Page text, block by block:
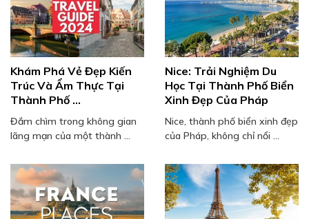
Khám Phá Vẻ Đẹp Kiến
Trúc Và Ẩm Thực Tại
Thành Phố ...
Đắm chìm trong không gian
lãng mạn của một thành ...
Nice: Trải Nghiệm Du
Học Tại Thành Phố Biển
Xinh Đẹp Của Pháp
Nice, thành phố biển xinh đẹp
của Pháp, không chỉ nổi ...